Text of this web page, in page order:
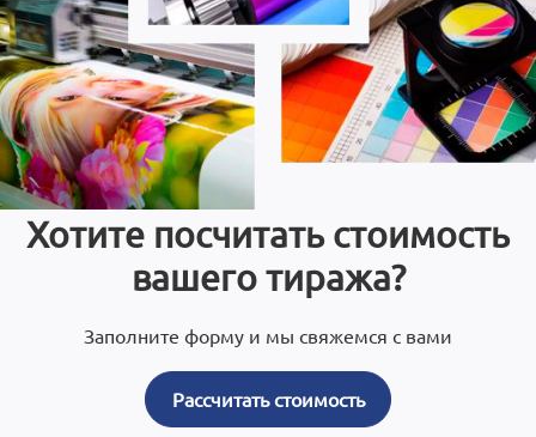
Хотите посчитать стоимость
вашего тиража?
Заполните форму и мы свяжемся с вами
Рассчитать стоимость